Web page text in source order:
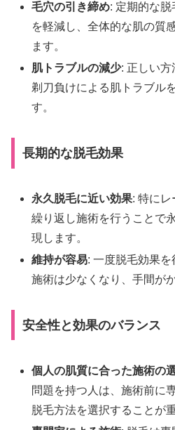
毛穴の引き締め: 定期的な
を軽減し、全体的な肌の質
ます。
肌トラブルの減少: 正しい方
剃刀負けによる肌トラブル
す。
長期的な脱毛効果
永久脱毛に近い効果: 特にレ
繰り返し施術を行うことで
現します。
維持が容易: 一度脱毛効果
施術は少なくなり、手間が
安全性と効果のバランス
個人の肌質に合った施術の
問題を持つ人は、施術前に
脱毛方法を選択することが